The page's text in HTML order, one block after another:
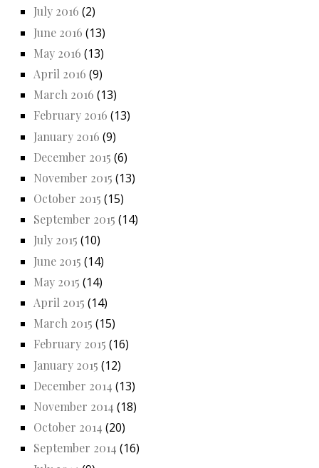
July 2016 (2)
June 2016 (13)
May 2016 (13)
April 2016 (9)
March 2016 (13)
February 2016 (13)
January 2016 (9)
December 2015 (6)
November 2015 (13)
October 2015 (15)
September 2015 (14)
July 2015 (10)
June 2015 (14)
May 2015 (14)
April 2015 (14)
March 2015 (15)
February 2015 (16)
January 2015 (12)
December 2014 (13)
November 2014 (18)
October 2014 (20)
September 2014 (16)